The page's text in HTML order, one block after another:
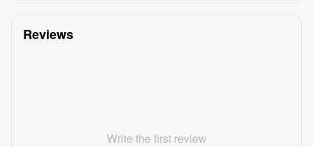
Reviews
Write the first review